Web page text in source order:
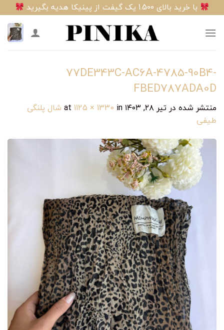
to
content
با خرید بالای 1.500 یک گیفت از پینیکا هدیه بگیرید
77DE343C-AC6A-4785-90B4-
FBED787ADA0D
منتشر شده درتیر ۲۸, ۱۴۰۳ 1125 × 1330 in
شال پلنگی
طیفی